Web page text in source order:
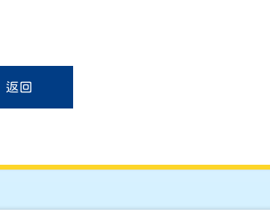
返回